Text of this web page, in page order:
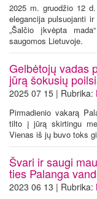
2025 m. gruodžio 12
elegancija pulsuojanti
„Šalčio įkvėpta
saugomos Lietuvoje.
Gelbėtojų vadas
jūrą šokusių
2025 07 15 | Rubrika:
Pirmadienio vakarą
tilto į jūrą skirtingu
Vienas iš jų buvo toks
Švari ir saugi
ties Palanga
2023 06 13 | Rubrika: